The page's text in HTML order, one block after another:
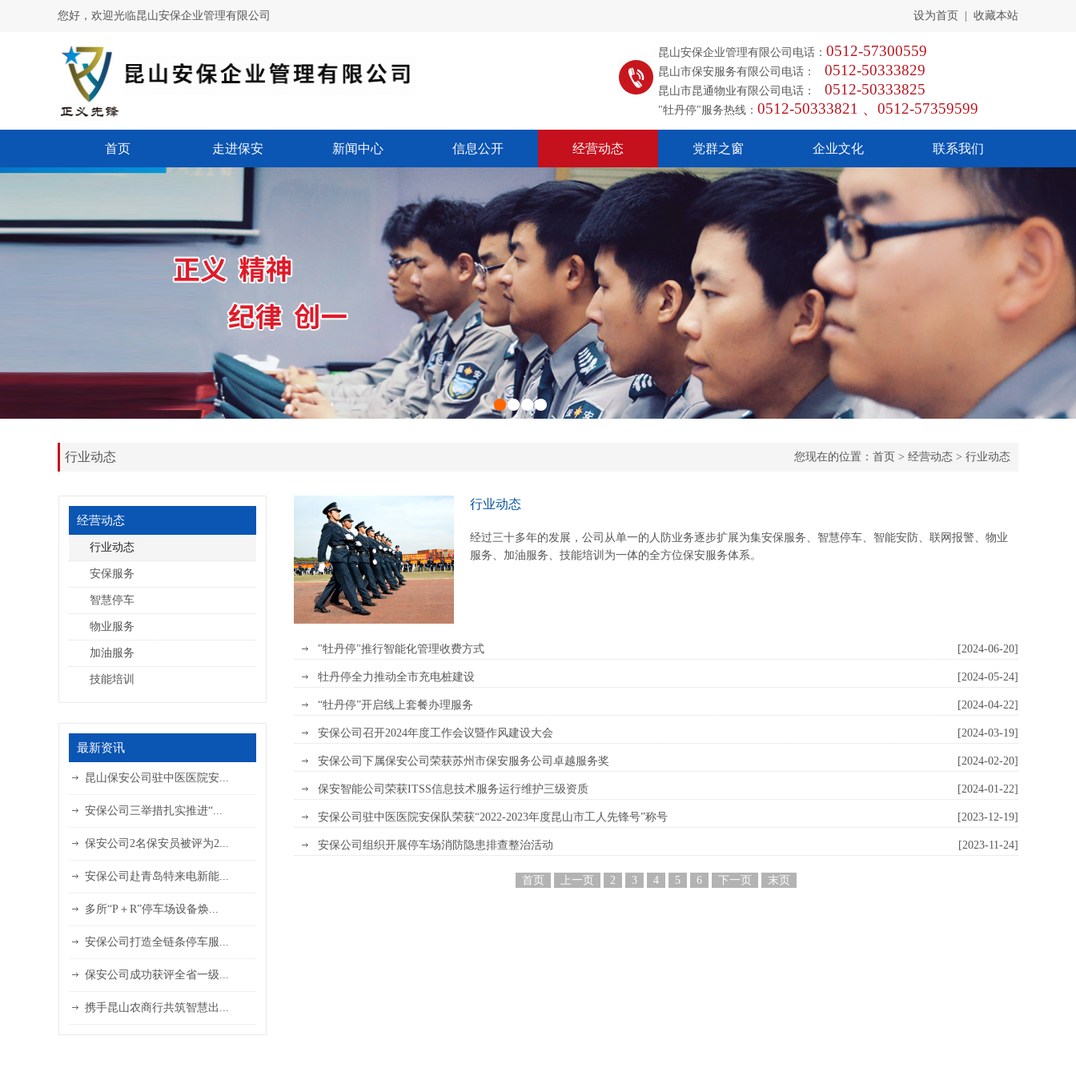
您好，欢迎光临昆山安保企业管理有限公司 设为首页 收藏本站
昆山安保企业管理有限公司电话： 0512-57300559
昆山市保安服务有限公司电话： 0512-50333829
昆山市昆通物业有限公司电话： 0512-50333825
"牡丹停"服务热线： 0512-50333821 、0512-57359599
首页 走进保安 新闻中心 信息公开 经营动态 党群之窗 企业文化 联系我们
行业动态 您现在的位置： 首页 > 经营动态 > 行业动态
经营动态
行业动态
安保服务
智慧停车
物业服务
加油服务
技能培训
最新资讯
昆山保安公司驻中医医院安...
安保公司三举措扎实推进“...
保安公司2名保安员被评为2...
安保公司赴青岛特来电新能...
多所“P＋R”停车场设备焕...
安保公司打造全链条停车服...
保安公司成功获评全省一级...
携手昆山农商行共筑智慧出...
行业动态
经过三十多年的发展，公司从单一的人防业务逐步扩展为集安保服务、智慧停车、智能安防、联网报警、物业
服务、加油服务、技能培训为一体的全方位保安服务体系。
"牡丹停"推行智能化管理收费方式 [2024-06-20]
牡丹停全力推动全市充电桩建设 [2024-05-24]
“牡丹停”开启线上套餐办理服务 [2024-04-22]
安保公司召开2024年度工作会议暨作风建设大会 [2024-03-19]
安保公司下属保安公司荣获苏州市保安服务公司卓越服务奖 [2024-02-20]
保安智能公司荣获ITSS信息技术服务运行维护三级资质 [2024-01-22]
安保公司驻中医医院安保队荣获“2022-2023年度昆山市工人先锋号”称号 [2023-12-19]
安保公司组织开展停车场消防隐患排查整治活动 [2023-11-24]
首页 上一页 2 3 4 5 6 下一页 末页